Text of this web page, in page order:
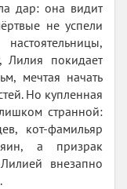
дар: она видит
не успели
Лилия покидает
мечтая начать
Но купленная
странной:
кот-фамильяр
а призрак
внезапно